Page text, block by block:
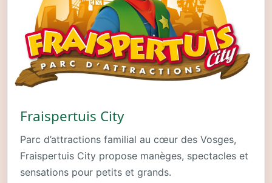
Fraispertuis City
Parc d’attractions familial au cœur des Vosges,
Fraispertuis City propose manèges, spectacles et
sensations pour petits et grands.